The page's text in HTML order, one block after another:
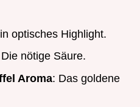
optisches Highlight.
nötige Säure.
Aroma: Das goldene